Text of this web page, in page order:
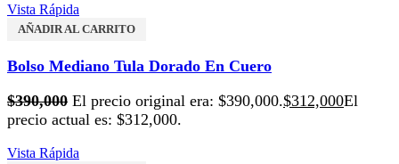
Vista Rápida
AÑADIR AL CARRITO
Bolso Mediano Tula Dorado En Cuero
$390,000 El precio original era: $390,000.$312,000El
precio actual es: $312,000.
Vista Rápida